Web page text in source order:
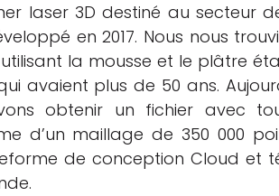
laser 3D destiné au secteur
en 2017. Nous nous
la mousse et le plâtre
avaient plus de 50 ans.
obtenir un fichier avec
d’un maillage de 350 000
de conception Cloud et